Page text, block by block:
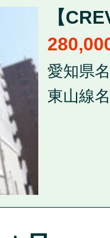
【
愛知県
東山線